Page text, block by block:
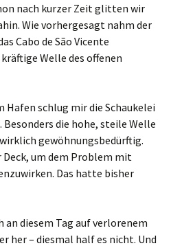
nach kurzer Zeit glitten wir
Wie vorhergesagt nahm der
Cabo de São Vicente
Welle des offenen
Hafen schlug mir die Schaukelei
Besonders die hohe, steile Welle
gewöhnungsbedürftig.
um dem Problem mit
Das hatte bisher
an diesem Tag auf verlorenem
her – diesmal half es nicht. Und